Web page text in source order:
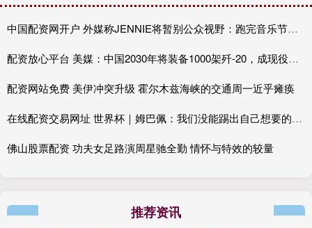
中国配资网开户 外媒称JENNIE将暂别公众视野：跑完音乐节后会休息
配资放心平台 美媒：中国2030年将装备1000架歼-20，成现役数量最多战斗机
配资网站免费 美伊冲突升级 霍尔木兹海峡的交通周一近乎瘫痪
在线配资交易网址 世界杯｜姆巴佩：我们没能踢出自己想要的比赛
佛山股票配资 功夫女足路演周星驰全勤 情怀与特效的较量
推荐资讯